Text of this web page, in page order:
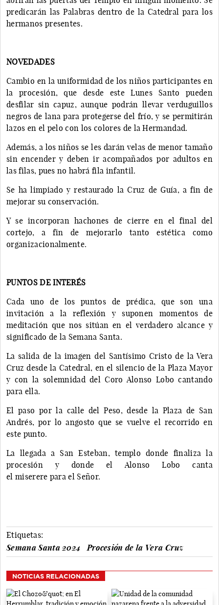
predicarán las Palabras dentro de la Catedral para los
hermanos presentes.
NOVEDADES
Cambio en la uniformidad de los niños participantes en
la procesión, que desde este Lunes Santo pueden
desfilar sin capuz, aunque podrán llevar verduguillos
negros de lana para protegerse del frío, y se permitirán
lazos en el pelo con los colores de la Hermandad.
Además, a los niños se les darán velas de menor tamaño
sin encender y deben ir acompañados por adultos en
las filas, pues no habrá fila infantil.
Se ha limpiado y restaurado la Cruz de Guía, a fin de
mejorar su conservación.
Y se incorporan hachones de cierre en el final del
cortejo, a fin de mejorarlo tanto estética como
organizacionalmente.
PUNTOS DE INTERÉS
Cada uno de los puntos de prédica, que son una
invitación a la reflexión y suponen momentos de
meditación que nos sitúan en el verdadero alcance y
significado de la Semana Santa.
La salida de la imagen del Santísimo Cristo de la Vera
Cruz desde la Catedral, en el silencio de la Plaza Mayor
y con la solemnidad del Coro Alonso Lobo cantando
para ella.
El paso por la calle del Peso, desde la Plaza de San
Andrés, por lo angosto que se vuelve el recorrido en
este punto.
La llegada a San Esteban, templo donde finaliza la
procesión y donde el Alonso Lobo canta
el miserere para el Señor.
Etiquetas:
Semana Santa 2024
Procesión de la Vera Cruz
NOTICIAS RELACIONADAS